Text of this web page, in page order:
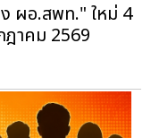
ผอ.สพท." ใหม่ 4
าคม 2569